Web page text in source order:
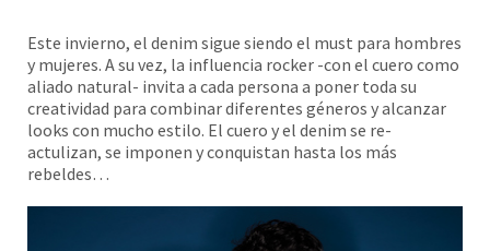
Este invierno, el denim sigue siendo el must para hombres
y mujeres. A su vez, la influencia rocker -con el cuero como
aliado natural- invita a cada persona a poner toda su
creatividad para combinar diferentes géneros y alcanzar
looks con mucho estilo. El cuero y el denim se re-
actulizan, se imponen y conquistan hasta los más
rebeldes…